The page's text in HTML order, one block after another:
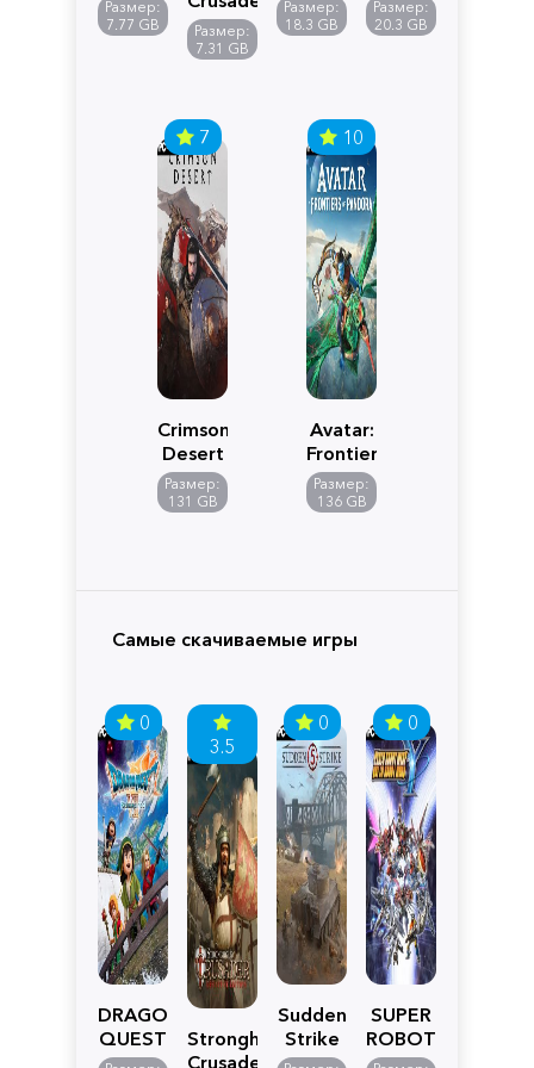
Reimagined
Размер:
7.77 GB
Definitive
Edition
Размер:
7.31 GB
Размер:
18.3 GB
Y
Размер:
20.3 GB
7
Crimson
Desert
Размер:
131 GB
10
Avatar:
Frontiers
of
Pandora
Размер:
136 GB
Самые скачиваемые игры
0
DRAGON
QUEST
VII
3.5
Stronghold
Crusader:
0
Sudden
Strike
5
0
SUPER
ROBOT
WARS